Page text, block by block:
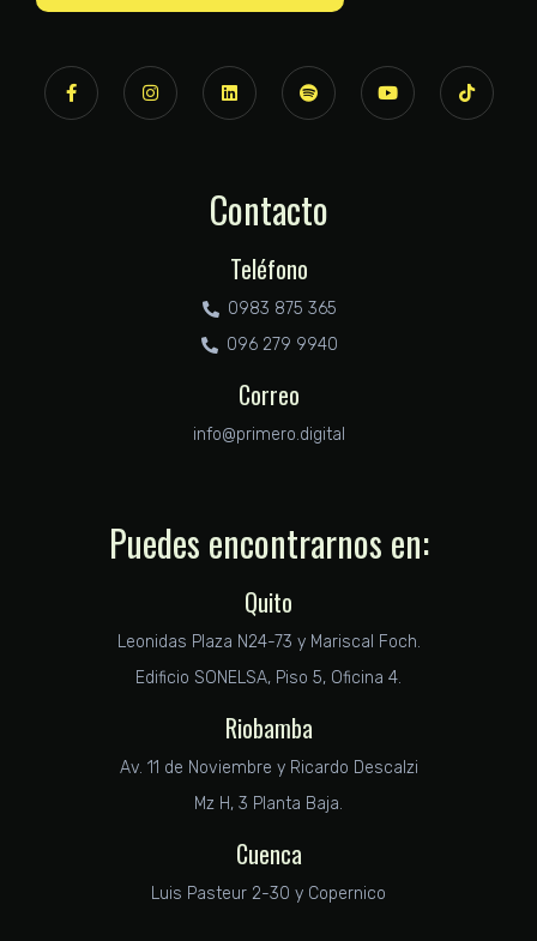
Contacto
Teléfono
0983 875 365
096 279 9940
Correo
info@primero.digital
Puedes encontrarnos en:
Quito
Leonidas Plaza N24-73 y Mariscal Foch.
Edificio SONELSA, Piso 5, Oficina 4.
Riobamba
Av. 11 de Noviembre y Ricardo Descalzi
Mz H, 3 Planta Baja.
Cuenca
Luis Pasteur 2-30 y Copernico